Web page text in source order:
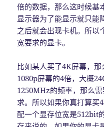
倍的数据，那么这时候基
显示器为了能显示就只能
之后就会出现卡机。所以
宽要求的显卡。
比如某人买了4K屏幕，
1080p屏幕的4倍，大概
1250MHz的频率，那么
求。所以如果你真打算买
配一个显存位宽是512bit